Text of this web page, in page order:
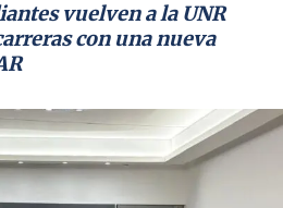
vuelven a la UNR
con una nueva